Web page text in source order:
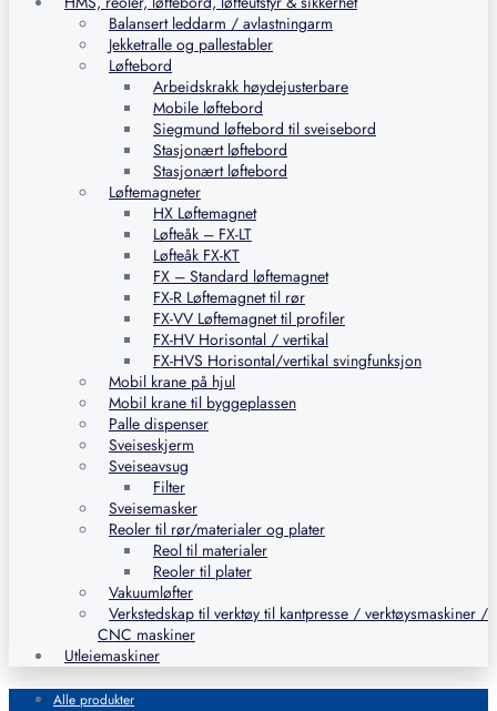
Balansert leddarm / avlastningarm
Jekketralle og pallestabler
Løftebord
Arbeidskrakk høydejusterbare
Mobile løftebord
Siegmund løftebord til sveisebord
Stasjonært løftebord
Stasjonært løftebord
Løftemagneter
HX Løftemagnet
Løfteåk – FX-LT
Løfteåk FX-KT
FX – Standard løftemagnet
FX-R Løftemagnet til rør
FX-VV Løftemagnet til profiler
FX-HV Horisontal / vertikal
FX-HVS Horisontal/vertikal svingfunksjon
Mobil krane på hjul
Mobil krane til byggeplassen
Palle dispenser
Sveiseskjerm
Sveiseavsug
Filter
Sveisemasker
Reoler til rør/materialer og plater
Reol til materialer
Reoler til plater
Vakuumløfter
Verkstedskap til verktøy til kantpresse / verktøysmaskiner /
CNC maskiner
Utleiemaskiner
Alle produkter